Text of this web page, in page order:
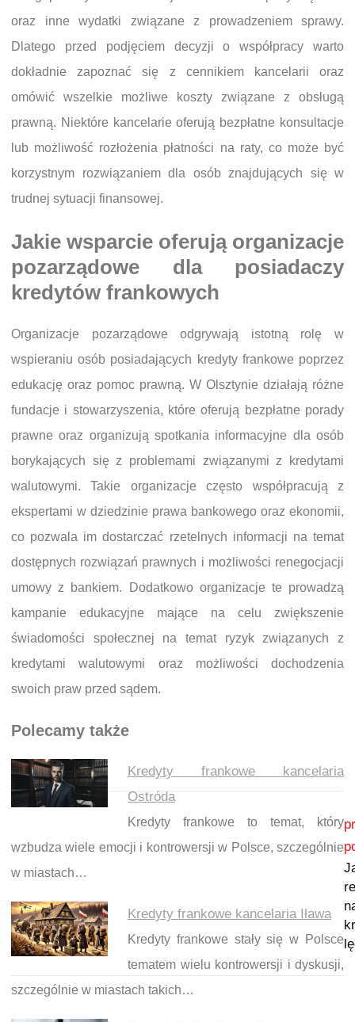
oraz inne wydatki związane z prowadzeniem sprawy.
Dlatego przed podjęciem decyzji o współpracy warto
dokładnie zapoznać się z cennikiem kancelarii oraz
omówić wszelkie możliwe koszty związane z obsługą
prawną. Niektóre kancelarie oferują bezpłatne konsultacje
lub możliwość rozłożenia płatności na raty, co może być
korzystnym rozwiązaniem dla osób znajdujących się w
trudnej sytuacji finansowej.
Jakie wsparcie oferują organizacje
pozarządowe dla posiadaczy
kredytów frankowych
Organizacje pozarządowe odgrywają istotną rolę w
wspieraniu osób posiadających kredyty frankowe poprzez
edukację oraz pomoc prawną. W Olsztynie działają różne
fundacje i stowarzyszenia, które oferują bezpłatne porady
prawne oraz organizują spotkania informacyjne dla osób
borykających się z problemami związanymi z kredytami
walutowymi. Takie organizacje często współpracują z
ekspertami w dziedzinie prawa bankowego oraz ekonomii,
co pozwala im dostarczać rzetelnych informacji na temat
dostępnych rozwiązań prawnych i możliwości renegocjacji
umowy z bankiem. Dodatkowo organizacje te prowadzą
kampanie edukacyjne mające na celu zwiększenie
świadomości społecznej na temat ryzyk związanych z
kredytami walutowymi oraz możliwości dochodzenia
swoich praw przed sądem.
Polecamy także
Kredyty frankowe kancelaria
Ostróda
Kredyty frankowe to temat, który
wzbudza wiele emocji i kontrowersji w Polsce, szczególnie
w miastach…
Kredyty frankowe kancelaria Iława
Kredyty frankowe stały się w Polsce
tematem wielu kontrowersji i dyskusji,
szczególnie w miastach takich…
Nawigacja wpisu